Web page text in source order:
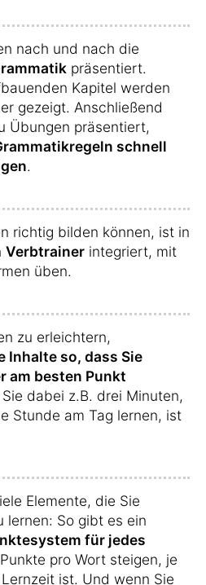
nach und nach die
präsentiert.
Kapitel werden
gezeigt. Anschließend
Übungen präsentiert,
schnell
.
richtig bilden können, ist in
Verbtrainer integriert, mit
üben.
zu erleichtern,
Inhalte so, dass Sie
am besten Punkt
dabei z.B. drei Minuten,
Stunde am Tag lernen, ist
Elemente, die Sie
lernen: So gibt es ein
für jedes
pro Wort steigen, je
ist. Und wenn Sie